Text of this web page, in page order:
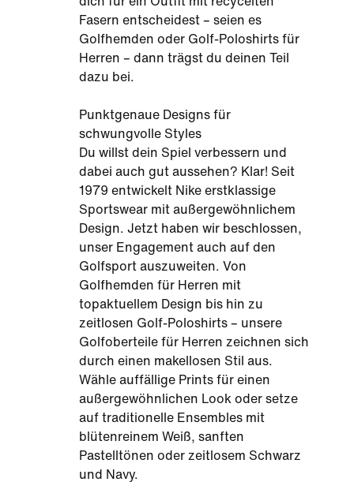
Fasern entscheidest – seien es
Golfhemden oder Golf-Poloshirts für
Herren – dann trägst du deinen Teil
dazu bei.
Punktgenaue Designs für
schwungvolle Styles
Du willst dein Spiel verbessern und
dabei auch gut aussehen? Klar! Seit
1979 entwickelt Nike erstklassige
Sportswear mit außergewöhnlichem
Design. Jetzt haben wir beschlossen,
unser Engagement auch auf den
Golfsport auszuweiten. Von
Golfhemden für Herren mit
topaktuellem Design bis hin zu
zeitlosen Golf-Poloshirts – unsere
Golfoberteile für Herren zeichnen sich
durch einen makellosen Stil aus.
Wähle auffällige Prints für einen
außergewöhnlichen Look oder setze
auf traditionelle Ensembles mit
blütenreinem Weiß, sanften
Pastelltönen oder zeitlosem Schwarz
und Navy.